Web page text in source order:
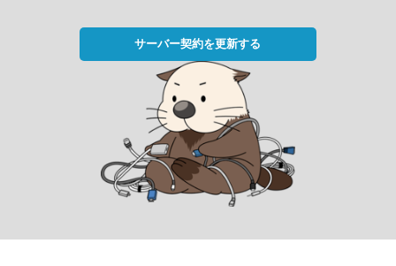
サーバー契約を更新する